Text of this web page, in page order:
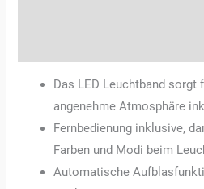
Das LED Leuchtband sorgt
angenehme Atmosphäre
Fernbedienung inklusive,
Farben und Modi beim
Automatische